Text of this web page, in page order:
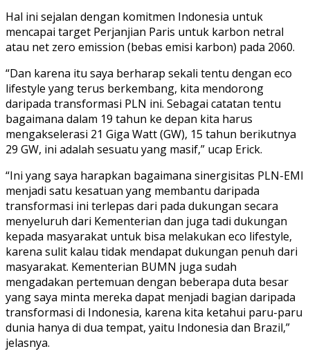
Hal ini sejalan dengan komitmen Indonesia untuk
mencapai target Perjanjian Paris untuk karbon netral
atau net zero emission (bebas emisi karbon) pada 2060.
“Dan karena itu saya berharap sekali tentu dengan eco
lifestyle yang terus berkembang, kita mendorong
daripada transformasi PLN ini. Sebagai catatan tentu
bagaimana dalam 19 tahun ke depan kita harus
mengakselerasi 21 Giga Watt (GW), 15 tahun berikutnya
29 GW, ini adalah sesuatu yang masif,” ucap Erick.
“Ini yang saya harapkan bagaimana sinergisitas PLN-EMI
menjadi satu kesatuan yang membantu daripada
transformasi ini terlepas dari pada dukungan secara
menyeluruh dari Kementerian dan juga tadi dukungan
kepada masyarakat untuk bisa melakukan eco lifestyle,
karena sulit kalau tidak mendapat dukungan penuh dari
masyarakat. Kementerian BUMN juga sudah
mengadakan pertemuan dengan beberapa duta besar
yang saya minta mereka dapat menjadi bagian daripada
transformasi di Indonesia, karena kita ketahui paru-paru
dunia hanya di dua tempat, yaitu Indonesia dan Brazil,”
jelasnya.